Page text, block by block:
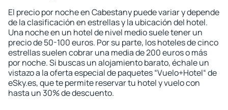
El precio por noche en Cabestany puede variar y depende
de la clasificación en estrellas y la ubicación del hotel.
Una noche en un hotel de nivel medio suele tener un
precio de 50-100 euros. Por su parte, los hoteles de cinco
estrellas suelen cobrar una media de 200 euros o más
por noche. Si buscas un alojamiento barato, échale un
vistazo a la oferta especial de paquetes “Vuelo+Hotel“ de
eSky.es, que te permite reservar tu hotel y vuelo con
hasta un 30% de descuento.